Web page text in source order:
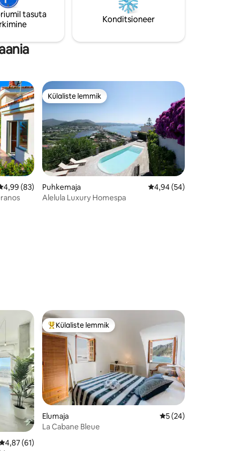
saarele jõuab majutuskohast 100 meetri
kaugusel asuva tiivaga.
tasuta
Konditsioneer
hinnang 4,99/5, 83 hinnangut
4,99 (83)
Külaliste lemmik
Külaliste lemmik
Puhkemaja Keskmine hinnang
4,94 (54)
Alelula Luxury Homespa
hinnang 4,87/5, 61 hinnangut
4,87 (61)
Külaliste suur lemmik
Külaliste lemmik
Elumaja Keskmine
5 (24)
La Cabane Bleue